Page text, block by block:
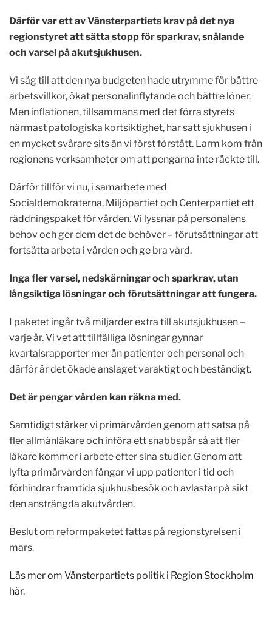
Därför var ett av Vänsterpartiets krav på det nya
regionstyret att sätta stopp för sparkrav, snålande
och varsel på akutsjukhusen.
Vi såg till att den nya budgeten hade utrymme för bättre
arbetsvillkor, ökat personalinflytande och bättre löner.
Men inflationen, tillsammans med det förra styrets
närmast patologiska kortsiktighet, har satt sjukhusen i
en mycket svårare sits än vi först förstått. Larm kom från
regionens verksamheter om att pengarna inte räckte till.
Därför tillför vi nu, i samarbete med
Socialdemokraterna, Miljöpartiet och Centerpartiet ett
räddningspaket för vården. Vi lyssnar på personalens
behov och ger dem det de behöver – förutsättningar att
fortsätta arbeta i vården och ge bra vård.
Inga fler varsel, nedskärningar och sparkrav, utan
långsiktiga lösningar och förutsättningar att fungera.
I paketet ingår två miljarder extra till akutsjukhusen –
varje år. Vi vet att tillfälliga lösningar gynnar
kvartalsrapporter mer än patienter och personal och
därför är det ökade anslaget varaktigt och beständigt.
Det är pengar vården kan räkna med.
Samtidigt stärker vi primärvården genom att satsa på
fler allmänläkare och införa ett snabbspår så att fler
läkare kommer i arbete efter sina studier. Genom att
lyfta primärvården fångar vi upp patienter i tid och
förhindrar framtida sjukhusbesök och avlastar på sikt
den ansträngda akutvården.
Beslut om reformpaketet fattas på regionstyrelsen i
mars.
Läs mer om Vänsterpartiets politik i Region Stockholm
här.